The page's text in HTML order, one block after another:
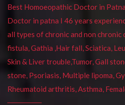
Best Homoeopathic Doctor in
Doctor in patna I 46 years
all types of chronic and non chronic
fistula, Gathia ,Hair fall, Sciatica,
Skin & Liver trouble,Tumor, Gall
stone, Psoriasis, Multiple lipoma,
Rheumatoid arthritis, Asthma,